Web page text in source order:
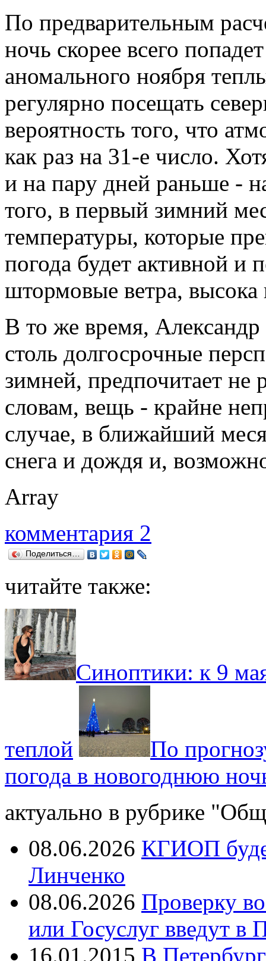
По предварительным
ночь скорее всего
аномального ноября
регулярно посещать
вероятность того, что
как раз на 31-е число.
и на пару дней раньше -
того, в первый зимний
температуры, которые
погода будет активной
штормовые ветра, высока
В то же время,
столь долгосрочные
зимней, предпочитает не
словам, вещь - крайне
случае, в ближайший
снега и дождя и,
Array
комментария 2
Поделиться…
читайте также:
Синоптики: к 9
теплой
По
погода в новогоднюю
актуально в рубрике
08.06.2026 КГИОП
Линченко
08.06.2026 Проверку
или Госуслуг введут в
16.01.2015 В